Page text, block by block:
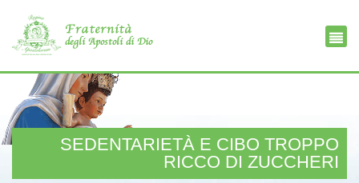
SEDENTARIETÀ E CIBO TROPPO
RICCO DI ZUCCHERI